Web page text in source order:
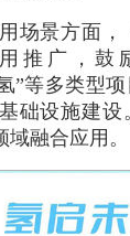
场景方面，
推广，鼓
”等多类型项
础设施建设
融合应用。